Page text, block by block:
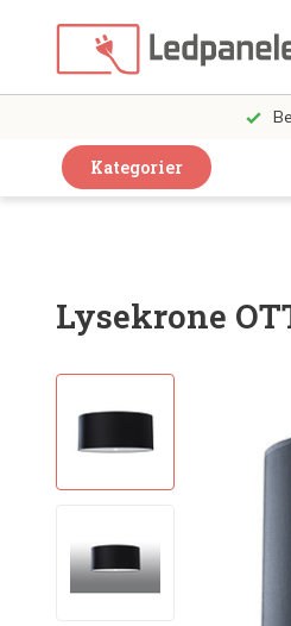
Kategorier
LED Loft og
LED Pærer
LED Armatur Komplet
LED Lysstofrør
Lysekrone